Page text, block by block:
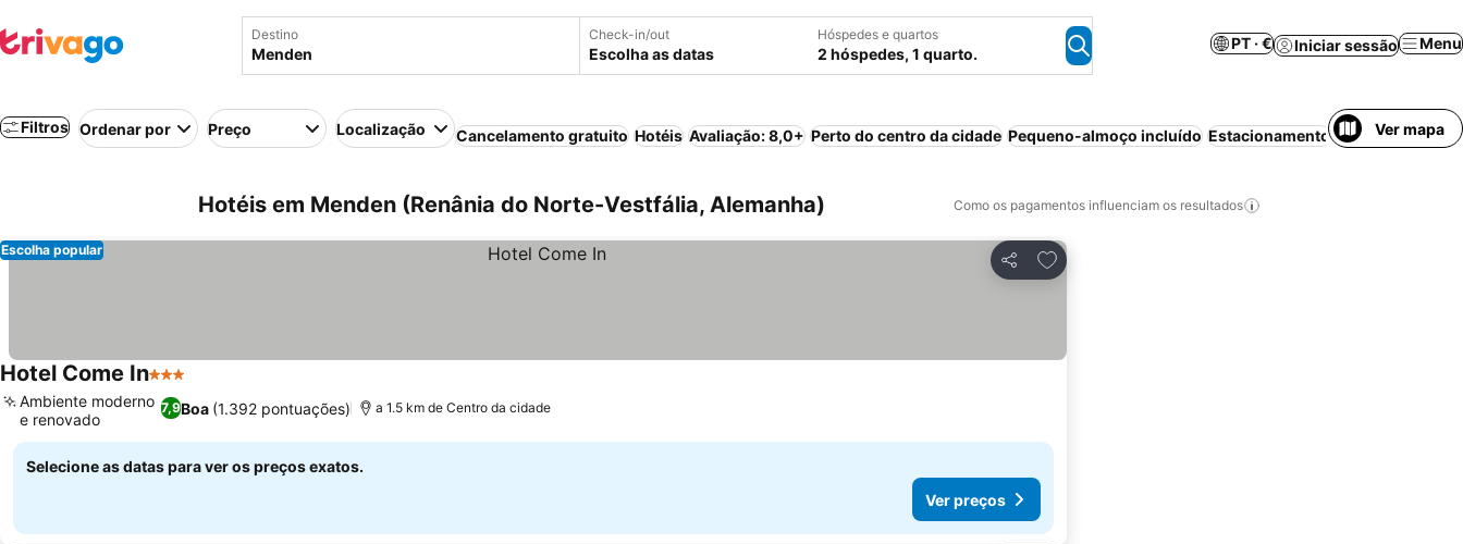
Destino Check-in/out
Escolha as datas
Hóspedes e quartos
2 hóspedes, 1 quarto.
PT · € Iniciar sessão Menu
Filtros Ordenar por Preço Localização Cancelamento gratuito Hotéis Avaliação: 8,0+ Perto do centro da cidade Pequeno-almoço incluído Estacionamento Restaurante
Ver mapa
Hotéis em Menden (Renânia do Norte-Vestfália, Alemanha) Como os pagamentos influenciam os resultados
Partilhar
Adicionar aos favoritos
Escolha popular
Hotel Come In3 Estrelas
7,9Boa (1.392 pontuações)
Ambiente moderno
e renovado
a 1.5 km de Centro da cidade
Selecione as datas para ver os preços exatos.
Ver preços